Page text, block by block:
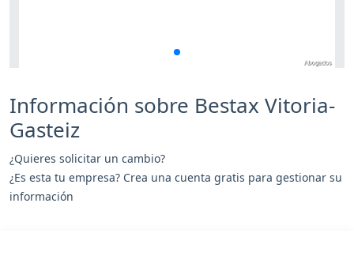
Información sobre Bestax Vitoria-
Gasteiz
¿Quieres solicitar un cambio?
¿Es esta tu empresa? Crea una cuenta gratis para gestionar su
información